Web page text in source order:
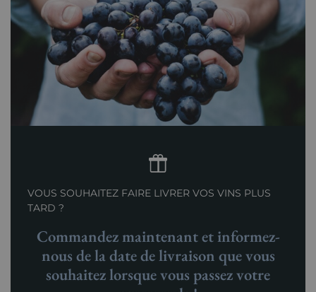
VOUS SOUHAITEZ FAIRE LIVRER VOS VINS PLUS
TARD ?
Commandez maintenant et informez-
nous de la date de livraison que vous
souhaitez lorsque vous passez votre